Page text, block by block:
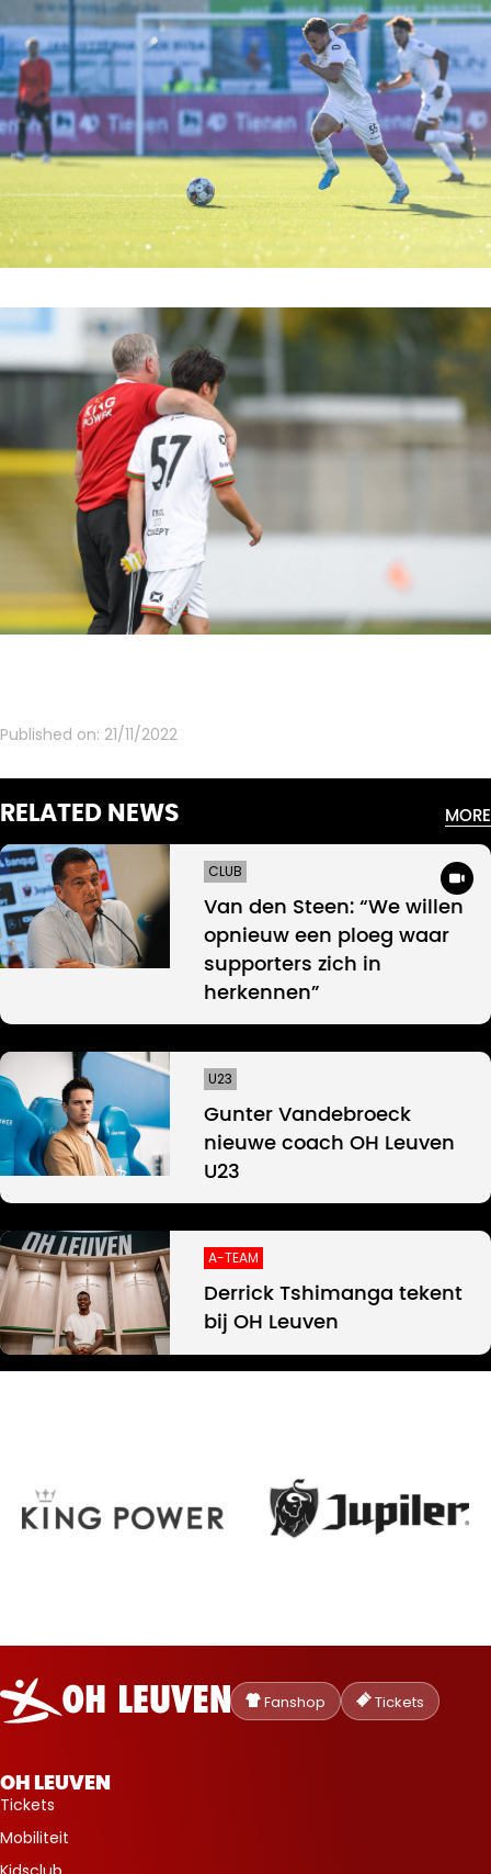
Published on: 21/11/2022
RELATED NEWS MORE
CLUB
Van den Steen: “We willen
opnieuw een ploeg waar
supporters zich in
herkennen”
U23
Gunter Vandebroeck
nieuwe coach OH Leuven
U23
A-TEAM
Derrick Tshimanga tekent
bij OH Leuven
Oud-
Heverlee
Leuven
Fanshop Tickets
OH LEUVEN
Tickets
Mobiliteit